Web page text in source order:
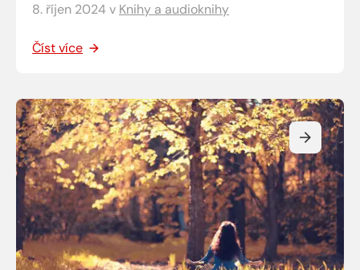
8. říjen 2024 v Knihy a audioknihy
Číst více